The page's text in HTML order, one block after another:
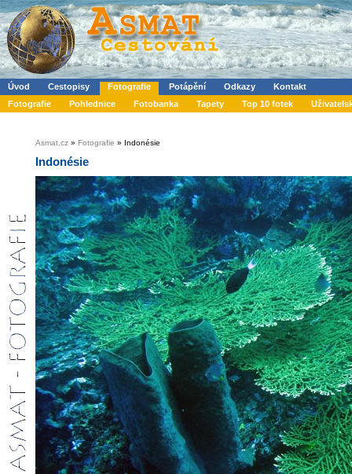
Úvod Cestopisy Fotografie Potápění Odkazy
Kontakt
Fotografie
Pohlednice Fotobanka Tapety Top 10 fotek
Asmat.cz » Fotografie » Indonésie
Indonésie